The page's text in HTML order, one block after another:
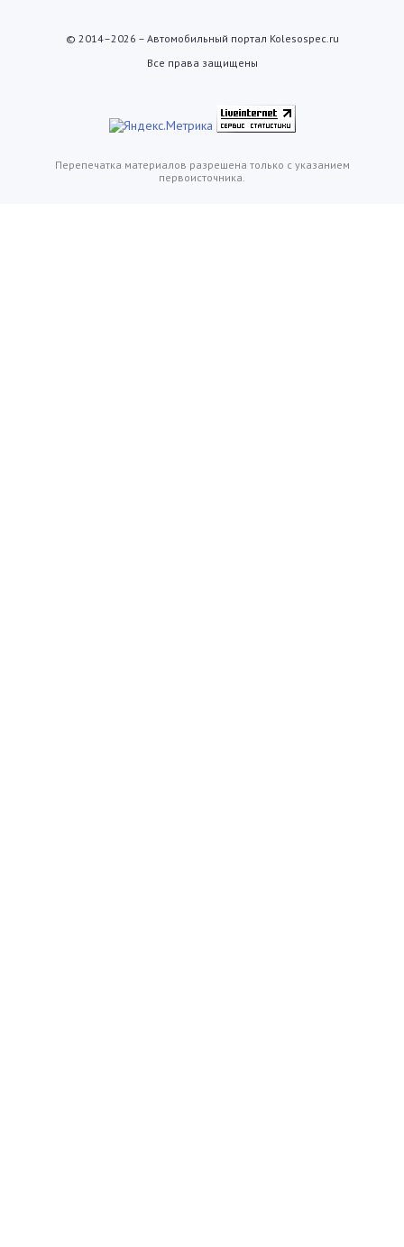
© 2014–2026 – Автомобильный портал Kolesospec.ru
Все права защищены
Перепечатка материалов разрешена только с указанием
первоисточника.